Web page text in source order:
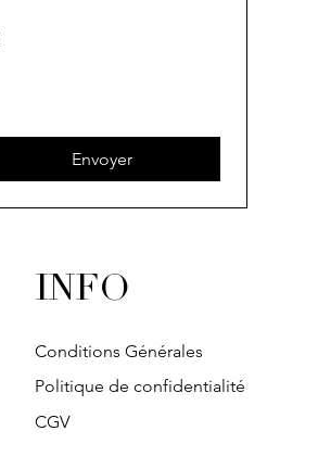
Envoyer
INFO
Conditions Générales
Politique de confidentialité
CGV